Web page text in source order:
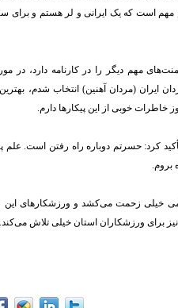
مهم است که یک ایرانی و لر هستم و برای
مهم دیگر را در کارنامه دارد، در
ایران (مردان آهنین) انتخاب شدم،
تأکید کرد: حسرتم دوباره راه رفتن است.
بروم.
خیلی زحمت می‌کشد و ورزشکارهای
برای ورزشکاران استان خیلی تلاش می‌کند.